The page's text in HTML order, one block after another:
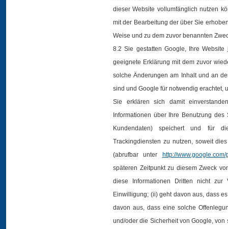
dieser Website vollumfänglich nutzen
mit der Bearbeitung der über Sie
Weise und zu dem zuvor benannten
8.2 Sie gestatten Google, Ihre
geeignete Erklärung mit dem zuvor
solche Änderungen am Inhalt und an
sind und Google für notwendig erachtet,
Sie erklären sich damit
Informationen über Ihre Benutzung
Kundendaten) speichert und für
Trackingdiensten zu nutzen, soweit
(abrufbar unter
http://
späteren Zeitpunkt zu diesem Zweck
diese Informationen Dritten nicht
Einwilligung; (ii) geht davon aus, dass
davon aus, dass eine solche
und/oder die Sicherheit von Google,